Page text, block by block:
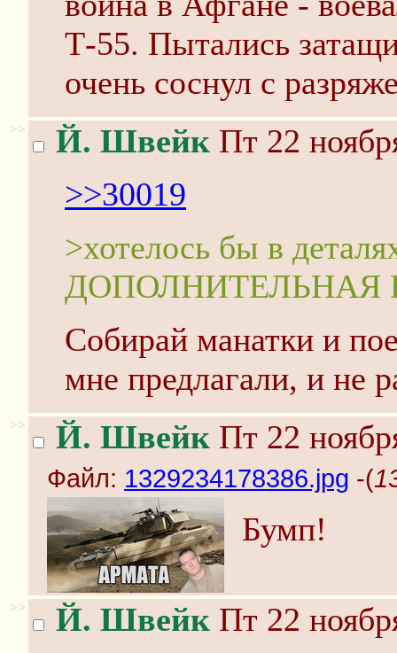
Т-55. Пытались
очень соснул с
>> Й. Швейк Пт 22
>>30019
>хотелось бы в
ДОПОЛНИТЕЛЬНАЯ
Собирай манатки и
мне предлагали, и не
>> Й. Швейк Пт 22
Файл: 1329234178386.jpg -(
Бумп!
>> Й. Швейк Пт 22